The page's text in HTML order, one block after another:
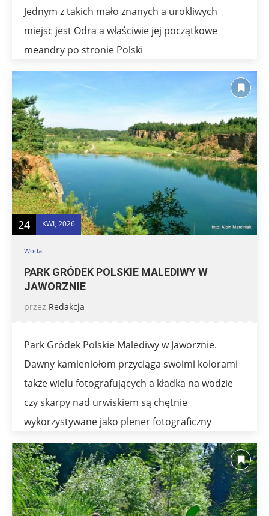
Jednym z takich mało znanych a urokliwych
miejsc jest Odra a właściwie jej początkowe
meandry po stronie Polski
24 KWI, 2026
Woda
PARK GRÓDEK POLSKIE MALEDIWY W
JAWORZNIE
przez Redakcja
Park Gródek Polskie Malediwy w Jaworznie.
Dawny kamieniołom przyciąga swoimi kolorami
także wielu fotografujących a kładka na wodzie
czy skarpy nad urwiskiem są chętnie
wykorzystywane jako plener fotograficzny